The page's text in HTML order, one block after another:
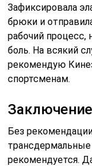
Зафиксировала
брюки и
рабочий процесс,
боль. На всякий
рекомендую
спортсменам.
Заключение
Без
трансдермальные
рекомендуется.